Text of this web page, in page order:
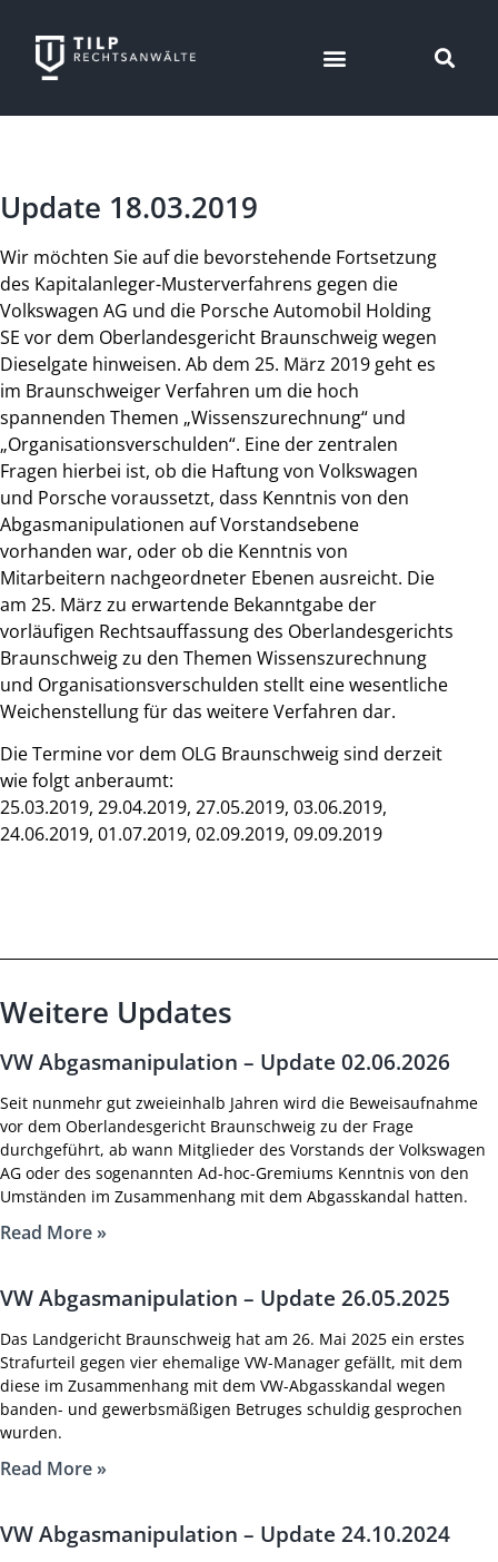
Update 18.03.2019
Wir möchten Sie auf die bevorstehende Fortsetzung
des Kapitalanleger-Musterverfahrens gegen die
Volkswagen AG und die Porsche Automobil Holding
SE vor dem Oberlandesgericht Braunschweig wegen
Dieselgate hinweisen. Ab dem 25. März 2019 geht es
im Braunschweiger Verfahren um die hoch
spannenden Themen „Wissenszurechnung“ und
„Organisationsverschulden“. Eine der zentralen
Fragen hierbei ist, ob die Haftung von Volkswagen
und Porsche voraussetzt, dass Kenntnis von den
Abgasmanipulationen auf Vorstandsebene
vorhanden war, oder ob die Kenntnis von
Mitarbeitern nachgeordneter Ebenen ausreicht. Die
am 25. März zu erwartende Bekanntgabe der
vorläufigen Rechtsauffassung des Oberlandesgerichts
Braunschweig zu den Themen Wissenszurechnung
und Organisationsverschulden stellt eine wesentliche
Weichenstellung für das weitere Verfahren dar.
Die Termine vor dem OLG Braunschweig sind derzeit
wie folgt anberaumt:
25.03.2019, 29.04.2019, 27.05.2019, 03.06.2019,
24.06.2019, 01.07.2019, 02.09.2019, 09.09.2019
Weitere Updates
VW Abgasmanipulation – Update 02.06.2026
Seit nunmehr gut zweieinhalb Jahren wird die Beweisaufnahme
vor dem Oberlandesgericht Braunschweig zu der Frage
durchgeführt, ab wann Mitglieder des Vorstands der Volkswagen
AG oder des sogenannten Ad-hoc-Gremiums Kenntnis von den
Umständen im Zusammenhang mit dem Abgasskandal hatten.
Read More »
VW Abgasmanipulation – Update 26.05.2025
Das Landgericht Braunschweig hat am 26. Mai 2025 ein erstes
Strafurteil gegen vier ehemalige VW-Manager gefällt, mit dem
diese im Zusammenhang mit dem VW-Abgasskandal wegen
banden- und gewerbsmäßigen Betruges schuldig gesprochen
wurden.
Read More »
VW Abgasmanipulation – Update 24.10.2024